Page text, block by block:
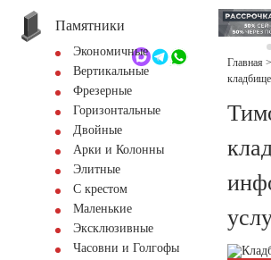
+7 (495) 518-44-23
Обратный звонок
Памятники
Экономичные
Вертикальные
Фрезерные
Горизонтальные
Двойные
Арки и Колонны
Элитные
С крестом
Маленькие
Эксклюзивные
Часовни и Голгофы
Главная >